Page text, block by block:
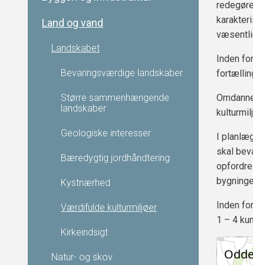
Land og vand
Landskabet
Bevaringsværdige landskaber
Større sammenhængende
landskaber
Geologiske interesser
Bæredygtig jordhåndtering
Kystnærhed
Værdifulde kulturmiljøer
Kirkeindsigt
Natur- og skov
Inden
I
skal
Inden
1 – 4